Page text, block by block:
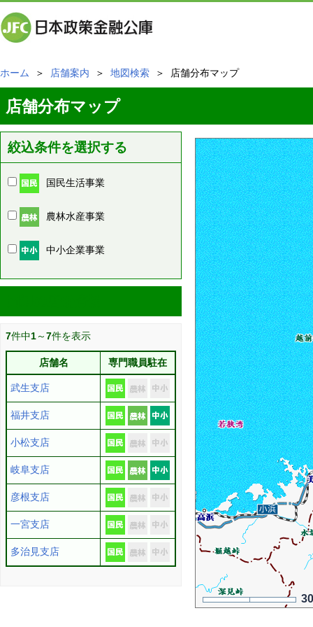
ホーム ＞ 店舗案内 ＞ 地図検索 ＞ 店舗分布マップ
店舗分布マップ
絞込条件を選択する
国民生活事業
農林水産事業
中小企業事業
7件中1～7件を表示
店舗名 専門職員駐在
武生支店
福井支店
小松支店
岐阜支店
彦根支店
一宮支店
多治見支店